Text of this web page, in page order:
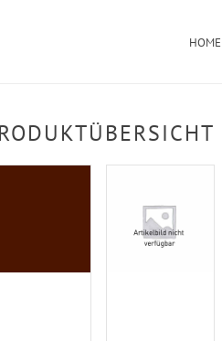
HOME